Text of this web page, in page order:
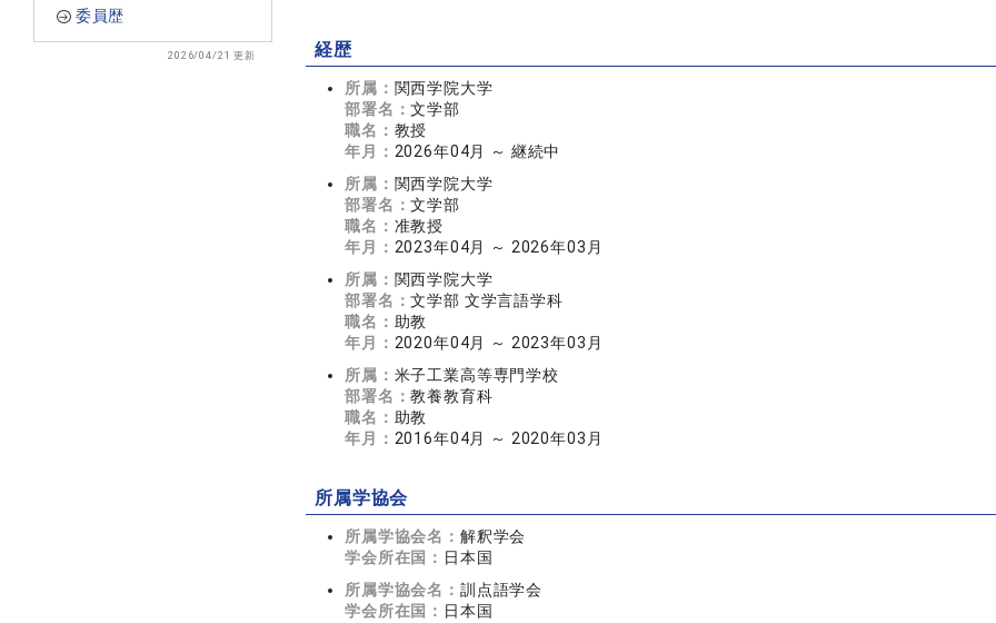
委員歴
2026/04/21 更新 経歴
所属： 関西学院大学
部署名：文学部
職名： 教授
年月： 2026年04月 ～ 継続中
所属： 関西学院大学
部署名：文学部
職名： 准教授
年月： 2023年04月 ～ 2026年03月
所属： 関西学院大学
部署名：文学部 文学言語学科
職名： 助教
年月： 2020年04月 ～ 2023年03月
所属： 米子工業高等専門学校
部署名：教養教育科
職名： 助教
年月： 2016年04月 ～ 2020年03月
所属学協会
所属学協会名： 解釈学会
学会所在国： 日本国
所属学協会名： 訓点語学会
学会所在国： 日本国